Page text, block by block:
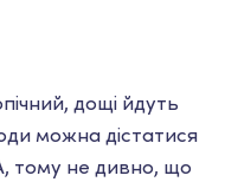
дощі йдуть
можна дістатися
тому не дивно, що